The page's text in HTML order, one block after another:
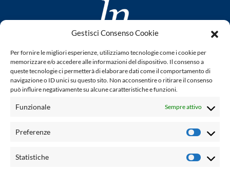
Gestisci Consenso Cookie
Per fornire le migliori esperienze, utilizziamo tecnologie come i cookie per
memorizzare e/o accedere alle informazioni del dispositivo. Il consenso a
queste tecnologie ci permetterà di elaborare dati come il comportamento di
navigazione o ID unici su questo sito. Non acconsentire o ritirare il consenso
può influire negativamente su alcune caratteristiche e funzioni.
Funzionale Sempre attivo
Preferenze
Statistiche
www.laletteraturaenoi.it
fondato da Romano Luperini
Questo blog non rappresenta una testata giornalistica in
quanto viene aggiornato senza alcuna periodicità. Non può
legge n° 62 del 7.03.2001. L'autore non è responsabile per